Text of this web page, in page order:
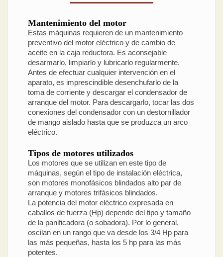
Mantenimiento del motor
Estas máquinas requieren de un mantenimiento
preventivo del motor eléctrico y de cambio de
aceite en la caja reductora. Es aconsejable
desarmarlo, limpiarlo y lubricarlo regularmente.
Antes de efectuar cualquier intervención en el
aparato, es imprescindible desenchufarlo de la
toma de corriente y descargar el condensador de
arranque del motor. Para descargarlo, tocar las dos
conexiones del condensador con un destornillador
de mango aislado hasta que se produzca un arco
eléctrico.
Tipos de motores utilizados
Los motores que se utilizan en este tipo de
máquinas, según el tipo de instalación eléctrica,
son motores monofásicos blindados alto par de
arranque y motores trifásicos blindados.
La potencia del motor eléctrico expresada en
caballos de fuerza (Hp) depende del tipo y tamaño
de la panificadora (o sobadora). Por lo general,
oscilan en un rango que va desde los 3/4 Hp para
las más pequeñas, hasta los 5 hp para las más
potentes.